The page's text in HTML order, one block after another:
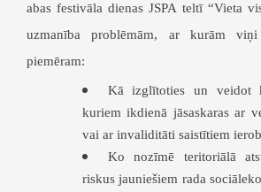
abas festivāla dienas JSPA teltī “Vieta
uzmanība problēmām, ar kurām viņi
piemēram:
Kā izglītoties un veidot
kuriem ikdienā jāsaskaras ar
vai ar invaliditāti saistītiem
Ko nozīmē teritoriālā
riskus jauniešiem rada